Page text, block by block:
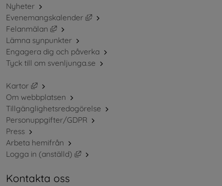
Nyheter
Evenemangskalender
Länk till annan webbplats, öppnas i
Felanmälan
Länk till annan webbplats, öppnas i nytt fönster.
Lämna synpunkter
Engagera dig och påverka
Tyck till om svenljunga.se
Kartor
Länk till annan webbplats, öppnas i nytt fönster.
Om webbplatsen
Tillgänglighetsredogörelse
Personuppgifter/GDPR
Press
Arbeta hemifrån
Logga in (anställd)
Länk till annan webbplats, öppnas i nytt
Kontakta oss